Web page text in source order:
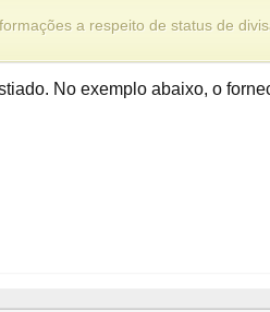
a respeito de status de
No exemplo abaixo, o